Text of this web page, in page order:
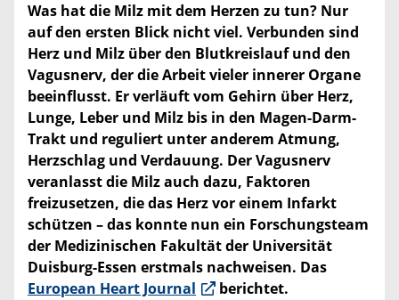
Was hat die Milz mit dem Herzen zu tun? Nur
auf den ersten Blick nicht viel. Verbunden sind
Herz und Milz über den Blutkreislauf und den
Vagusnerv, der die Arbeit vieler innerer Organe
beeinflusst. Er verläuft vom Gehirn über Herz,
Lunge, Leber und Milz bis in den Magen-Darm-
Trakt und reguliert unter anderem Atmung,
Herzschlag und Verdauung. Der Vagusnerv
veranlasst die Milz auch dazu, Faktoren
freizusetzen, die das Herz vor einem Infarkt
schützen – das konnte nun ein Forschungsteam
der Medizinischen Fakultät der Universität
Duisburg-Essen erstmals nachweisen. Das
European Heart Journal
berichtet.